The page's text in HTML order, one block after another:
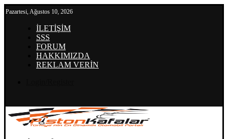
Pazartesi, Ağustos 10, 2026
İLETİŞİM
SSS
FORUM
HAKKIMIZDA
REKLAM VERİN